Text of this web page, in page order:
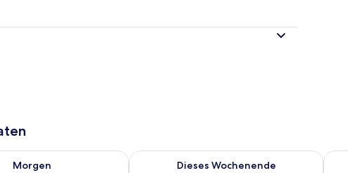
Aug. 10.
Morgen
Verfügbarkeit für morgen, Aug. 10 - Aug. 11.
Dieses Wochenende
Überprüfe die Verfügbarkeit für dieses